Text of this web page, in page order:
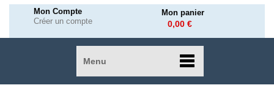
Mon Compte
Créer un compte
Mon panier
0,00 €
Menu